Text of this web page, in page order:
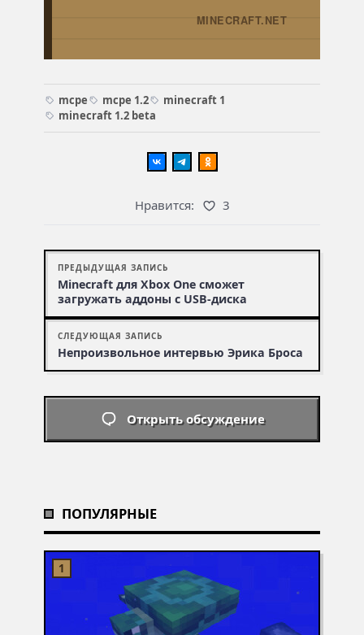
MINECRAFT.NET
mcpe mcpe 1.2
minecraft 1
minecraft 1.2 beta
Нравится: 3
ПРЕДЫДУЩАЯ ЗАПИСЬ
Minecraft для Xbox One сможет
загружать аддоны с USB-диска
СЛЕДУЮЩАЯ ЗАПИСЬ
Непроизвольное интервью Эрика Броса
Открыть обсуждение
ПОПУЛЯРНЫЕ